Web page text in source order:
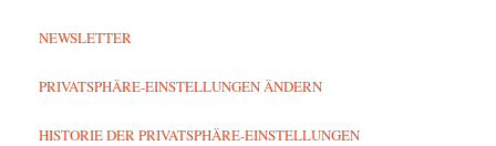
NEWSLETTER
PRIVATSPHÄRE-EINSTELLUNGEN ÄNDERN
HISTORIE DER PRIVATSPHÄRE-EINSTELLUNGEN